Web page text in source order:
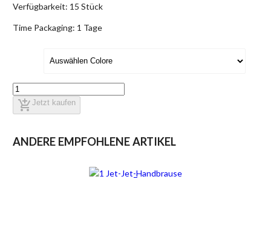
Verfügbarkeit: 15 Stück
Time Packaging: 1 Tage
add_shopping_cart Jetzt kaufen
ANDERE EMPFOHLENE ARTIKEL